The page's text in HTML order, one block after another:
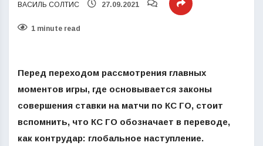
ВАСИЛЬ СОЛТИС 27.09.2021
1 minute read
Перед переходом рассмотрения главных
моментов игры, где основывается законы
совершения ставки на матчи по КС ГО, стоит
вспомнить, что КС ГО обозначает в переводе,
как контрудар: глобальное наступление.